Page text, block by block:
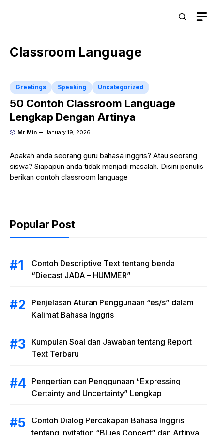
Classroom Language
Greetings Speaking Uncategorized
50 Contoh Classroom Language
Lengkap Dengan Artinya
Mr Min January 19, 2026
Apakah anda seorang guru bahasa inggris? Atau seorang
siswa? Siapapun anda tidak menjadi masalah. Disini penulis
berikan contoh classroom language
Popular Post
Contoh Descriptive Text tentang benda
“Diecast JADA – HUMMER”
Penjelasan Aturan Penggunaan “es/s” dalam
Kalimat Bahasa Inggris
Kumpulan Soal dan Jawaban tentang Report
Text Terbaru
Pengertian dan Penggunaan “Expressing
Certainty and Uncertainty” Lengkap
Contoh Dialog Percakapan Bahasa Inggris
tentang Invitation “Blues Concert” dan Artinya